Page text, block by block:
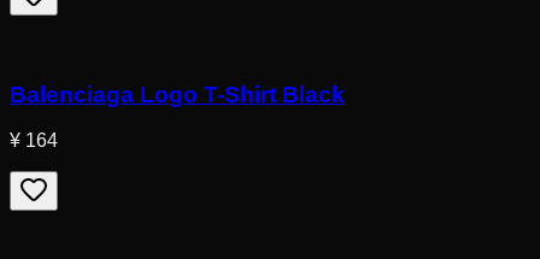
Balenciaga Logo T-Shirt Black
¥ 164